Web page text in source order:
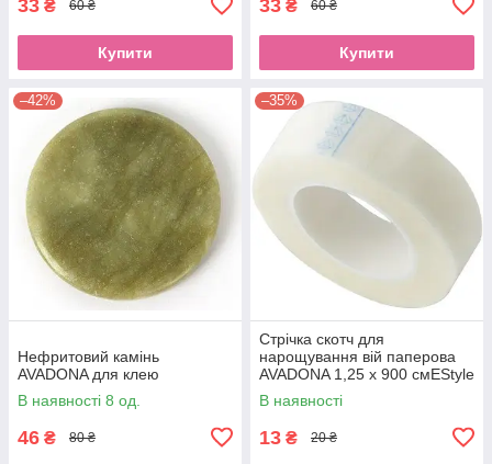
33 ₴ 60 ₴
Купити
33 ₴ 60 ₴
Купити
–42%
Нефритовий камінь
AVADONA для клею
В наявності 8 од.
46 ₴ 80 ₴
–35%
Стрічка скотч для
нарощування вій паперова
AVADONA 1,25 х 900 смEStyle
В наявності
13 ₴ 20 ₴